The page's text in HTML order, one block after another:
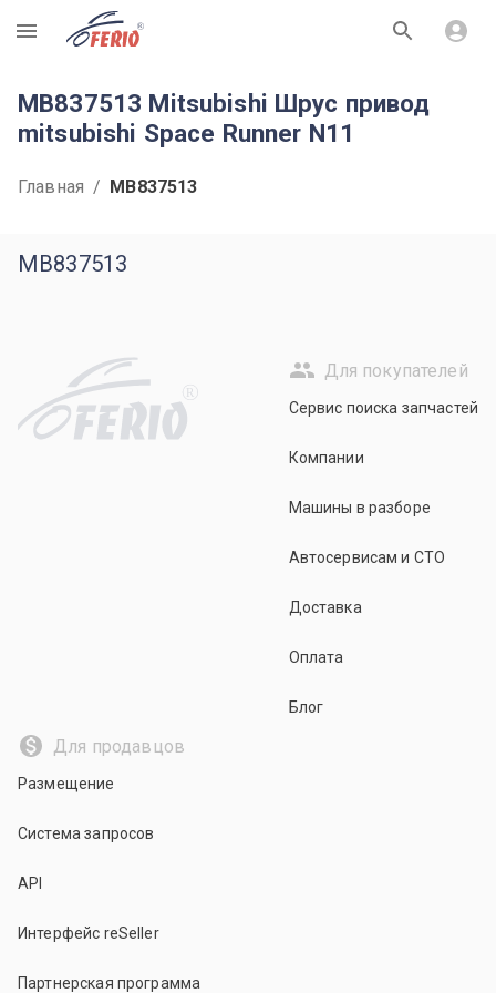
R
MB837513 Mitsubishi Шрус привод
mitsubishi Space Runner N11
Главная / MB837513
MB837513
R
Для покупателей
Сервис поиска запчастей
Компании
Машины в разборе
Автосервисам и СТО
Доставка
Оплата
Блог
Для продавцов
Размещение
Система запросов
API
Интерфейс reSeller
Партнерская программа